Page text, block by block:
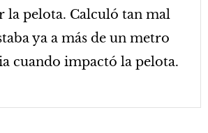
la pelota. Calculó tan mal
ya a más de un metro
cuando impactó la pelota.